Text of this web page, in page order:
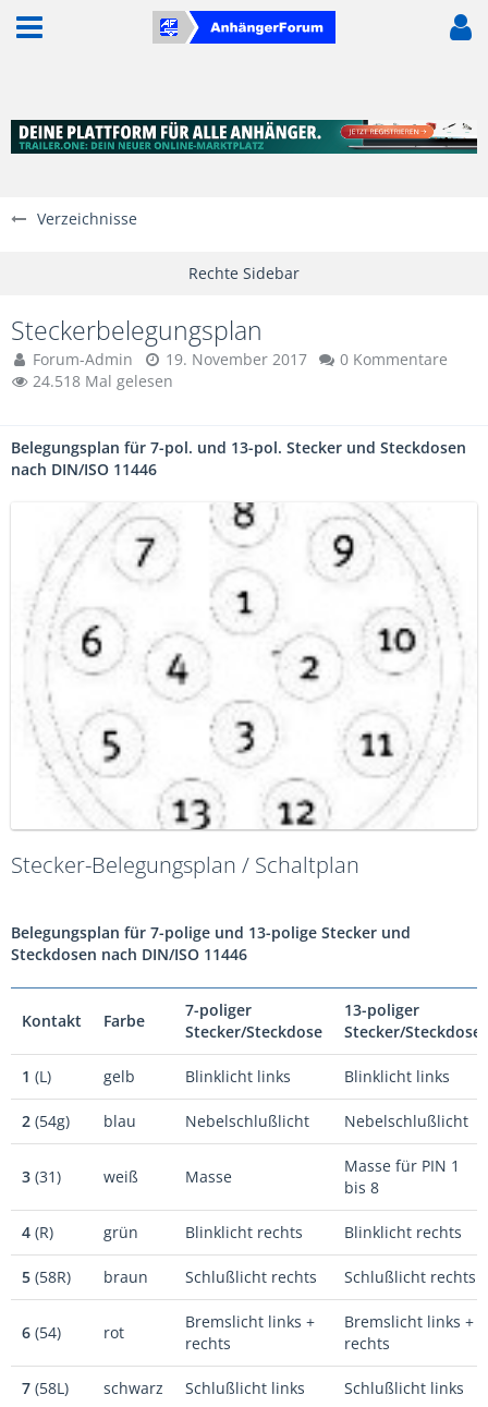
Verzeichnisse
Steckerbelegungsplan
Forum-Admin 19. November 2017
0 Kommentare
24.518 Mal gelesen
Belegungsplan für 7-pol. und 13-pol. Stecker und Steckdosen
nach DIN/ISO 11446
Stecker-Belegungsplan / Schaltplan
Belegungsplan für 7-polige und 13-polige Stecker und
Steckdosen nach DIN/ISO 11446
Kontakt Farbe
7-poliger
Stecker/Steckdose
13-poliger
Stecker/Steckdose
1 (L) gelb Blinklicht links Blinklicht links
2 (54g) blau Nebelschlußlicht Nebelschlußlicht
3 (31) weiß Masse
Masse für PIN 1
bis 8
4 (R) grün Blinklicht rechts Blinklicht rechts
5 (58R) braun Schlußlicht rechts Schlußlicht rechts
6 (54) rot
Bremslicht links +
rechts
Bremslicht links +
rechts
7 (58L) schwarz Schlußlicht links Schlußlicht links